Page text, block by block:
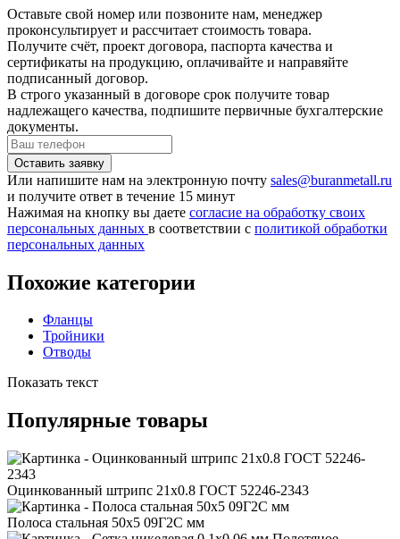
Оставьте свой номер или позвоните нам, менеджер
проконсультирует и рассчитает стоимость товара.
Получите счёт, проект договора, паспорта качества и
сертификаты на продукцию, оплачивайте и направяйте
подписанный договор.
В строго указанный в договоре срок получите товар
надлежащего качества, подпишите первичные бухгалтерские
документы.
Или напишите нам на электронную почту sales@buranmetall.ru
и получите ответ в течение 15 минут
Нажимая на кнопку вы даете согласие на обработку своих
персональных данных в соответствии с политикой обработки
персональных данных
Похожие категории
Фланцы
Тройники
Отводы
Показать текст
Популярные товары
Оцинкованный штрипс 21x0.8 ГОСТ 52246-2343
Полоса стальная 50x5 09Г2С мм